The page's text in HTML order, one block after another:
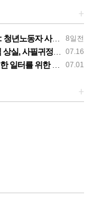
+
8일전
과 재발방지 대책 마련하라
07.16
, 사필귀정이다
07.01
염감시단 선포 기자회견
+